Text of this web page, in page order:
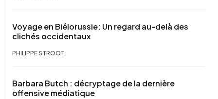
Voyage en Biélorussie: Un regard au-delà des
clichés occidentaux
PHILIPPE STROOT
Barbara Butch : décryptage de la dernière
offensive médiatique